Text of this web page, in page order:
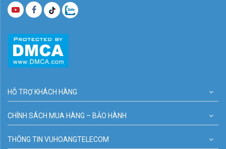
HỖ TRỢ KHÁCH HÀNG
CHÍNH SÁCH MUA HÀNG – BẢO HÀNH
THÔNG TIN VUHOANGTELECOM